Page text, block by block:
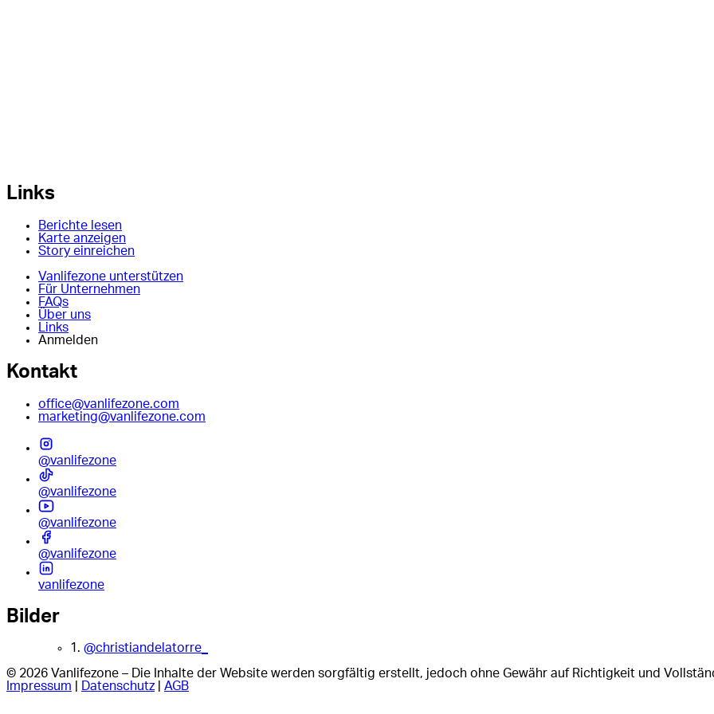
Links
Berichte lesen
Karte anzeigen
Story einreichen
Vanlifezone unterstützen
Für Unternehmen
FAQs
Über uns
Links
Anmelden
Kontakt
office@vanlifezone.com
marketing@vanlifezone.com
@vanlifezone
@vanlifezone
@vanlifezone
@vanlifezone
vanlifezone
Bilder
1. @christiandelatorre_
© 2026 Vanlifezone – Die Inhalte der Website werden sorgfältig erstellt, jedoch ohne Gewähr auf Richtigkeit und
Impressum
Datenschutz| AGB